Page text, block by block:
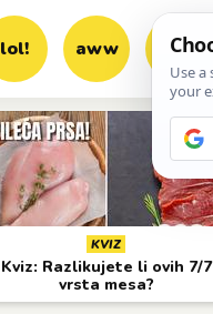
lol! aww vrh!
KVIZ
Kviz: Razlikujete li ovih 7/7
vrsta mesa?